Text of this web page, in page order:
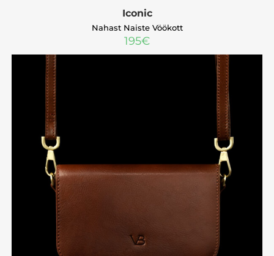
Nahast Naiste Vöökott
Iconic
195€